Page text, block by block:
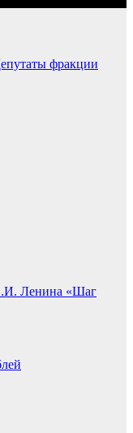
фракции
Ленина «Шаг